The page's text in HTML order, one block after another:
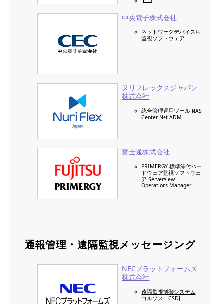
中央電子株式会社
ネットワークデバイス用
監視ソフトウェア
ヌリフレックスジャパン
株式会社
統合管理運用ツール NAS
Center Net-ADM
富士通株式会社
PRIMERGY 標準添付ハー
ドウェア監視ソフトウェ
ア ServerView
Operations Manager
通報管理・遠隔監視メッセージング
NECプラットフォームズ
株式会社
遠隔監視制御システム
コルソス CSDJ